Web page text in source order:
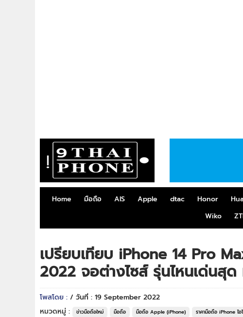
Home มือถือ AIS Apple dtac Honor
Wiko
เปรียบเทียบ iPhone 14 Pro
2022 จอต่างไซส์ รุ่นไหนเด่นสุด
โพสโดย : / วันที่ : 19 September 2022
หมวดหมู่ :
ข่าวมือถือใหม่ มือถือ มือถือ Apple (iPhone) ราคามือถือ iPhone ไอ